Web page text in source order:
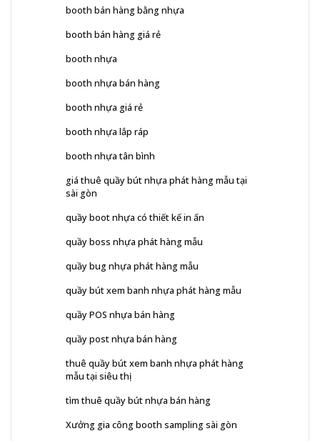
booth bán hàng bằng nhựa
booth bán hàng giá rẻ
booth nhựa
booth nhựa bán hàng
booth nhựa giá rẻ
booth nhựa lắp ráp
booth nhựa tân bình
giá thuê quầy bút nhựa phát hàng mẫu tại
sài gòn
quầy boot nhựa có thiết kế in ấn
quầy boss nhựa phát hàng mẫu
quầy bug nhựa phát hàng mẫu
quầy bút xem banh nhựa phát hàng mẫu
quầy POS nhựa bán hàng
quầy post nhựa bán hàng
thuê quầy bút xem banh nhựa phát hàng
mẫu tại siêu thị
tìm thuê quầy bút nhựa bán hàng
Xưởng gia công booth sampling sài gòn